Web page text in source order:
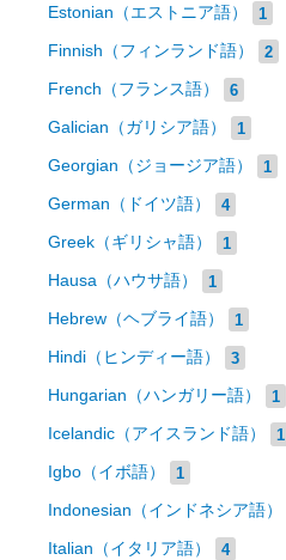
Estonian（エストニア語） 1
Finnish（フィンランド語） 2
French（フランス語） 6
Galician（ガリシア語） 1
Georgian（ジョージア語） 1
German（ドイツ語） 4
Greek（ギリシャ語） 1
Hausa（ハウサ語） 1
Hebrew（ヘブライ語） 1
Hindi（ヒンディー語） 3
Hungarian（ハンガリー語） 1
Icelandic（アイスランド語） 1
Igbo（イボ語） 1
Indonesian（インドネシア語）
Italian（イタリア語） 4